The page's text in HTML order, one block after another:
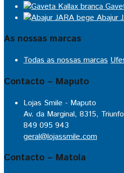
Abajur
As nossas marcas
Todas as nossas marcas
Contacto – Maputo
Lojas Smile - Maputo
Av. da Marginal, 8315,
849 095 943
geral@lojassmile.com
Contacto – Matola